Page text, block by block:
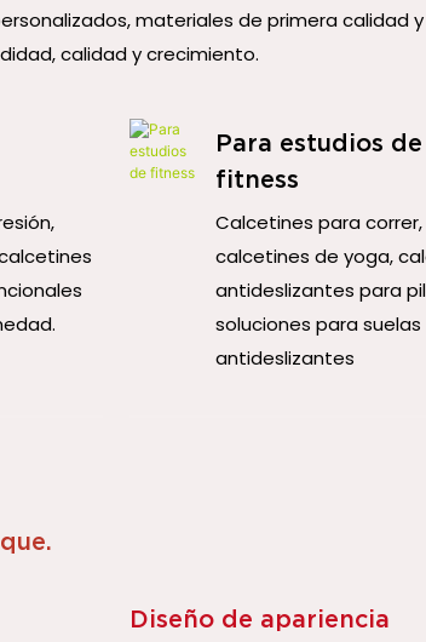
materiales de primera calidad
calidad y crecimiento.
Para estudios de
fitness
Calcetines para correr,
calcetines de yoga,
antideslizantes para
soluciones para suelas
antideslizantes
Diseño de apariencia